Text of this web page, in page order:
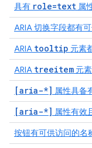
具有 role=text 属
ARIA 切换字段都有
ARIA tooltip 元素
ARIA treeitem 元
[aria-*] 属性具备
[aria-*] 属性有效
按钮有可供访问的名